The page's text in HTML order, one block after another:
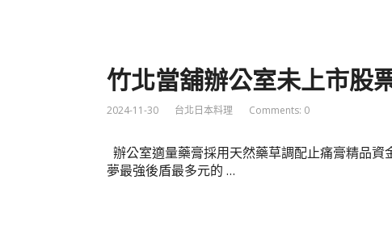
竹北當舖辦公室未上市股
2024-11-30 台北日本料理 Comments: 0
辦公室適量藥膏採用天然藥草調配止痛膏精品
夢最強後盾最多元的 …